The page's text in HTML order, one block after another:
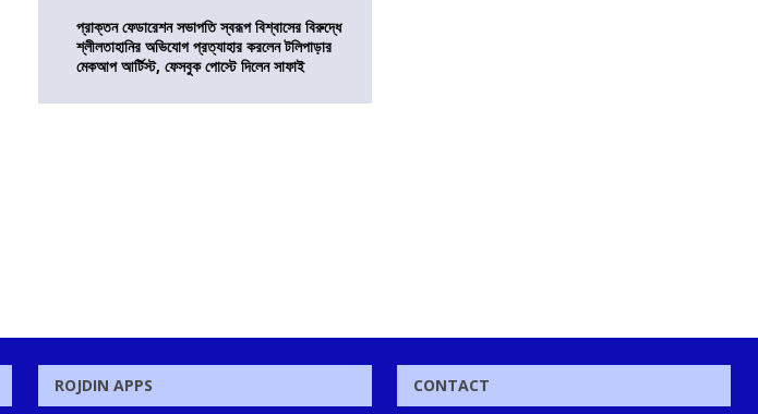
প্রাক্তন ফেডারেশন সভাপতি স্বরূপ বিশ্বাসের বিরুদ্ধে
শ্লীলতাহানির অভিযোগ প্রত্যাহার করলেন টলিপাড়ার
মেকআপ আর্টিস্ট, ফেসবুক পোস্টে দিলেন সাফাই
ROJDIN APPS CONTACT